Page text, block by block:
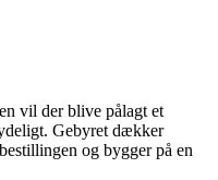
vil der blive pålagt et
Gebyret dækker
og bygger på en